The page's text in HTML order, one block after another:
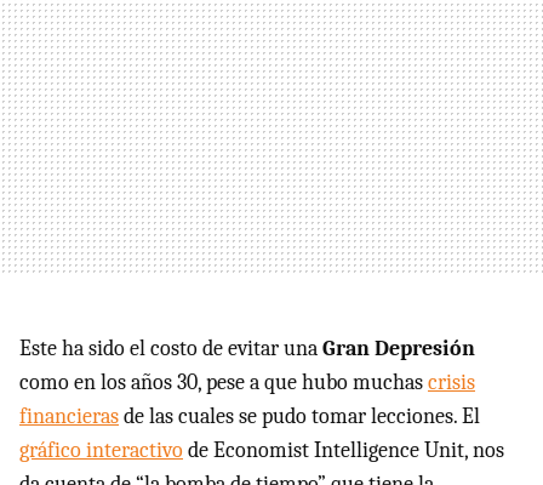
Este ha sido el costo de evitar unaGran Depresión
como en los años 30, pese a que hubo muchascrisis
financierasde las cuales se pudo tomar lecciones. El
gráfico interactivode Economist Intelligence Unit, nos